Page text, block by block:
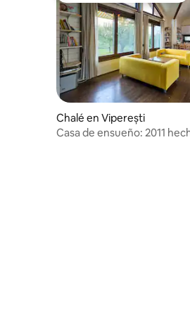
Chalé en Viperești
Casa de ensueño: 2011